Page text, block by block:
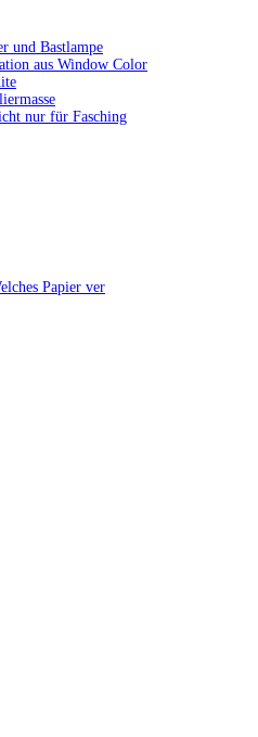
und Bastlampe
aus Window Color
nur für Fasching
Papier ver